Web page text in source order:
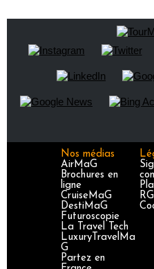
Nos médias
AirMaG
Brochures en
ligne
CruiseMaG
DestiMaG
Futuroscopie
La Travel Tech
LuxuryTravelMa
G
Partez en